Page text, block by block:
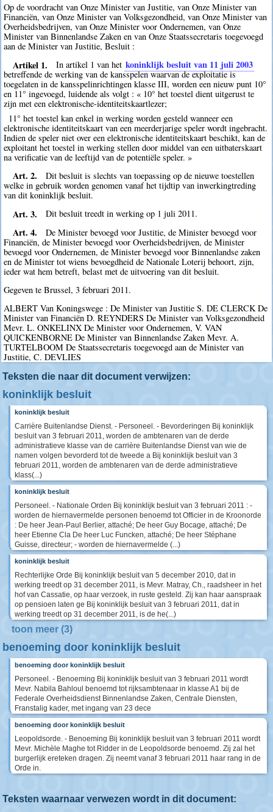
Op de voordracht van Onze Minister van Justitie, van Onze Minister van
Financiën, van Onze Minister van Volksgezondheid, van Onze Minister van
Overheidsbedrijven, van Onze Minister voor Ondernemen, van Onze
Minister van Binnenlandse Zaken en van Onze Staatssecretaris toegevoegd
aan de Minister van Justitie, Besluit :
Artikel 1. In artikel 1 van het koninklijk besluit van 11 juli 2003
betreffende de werking van de kansspelen waarvan de exploitatie is
toegelaten in de kansspelinrichtingen klasse III, worden een nieuw punt 10°
en 11° ingevoegd, luidende als volgt : « 10° het toestel dient uitgerust te
zijn met een elektronische-identiteitskaartlezer;
11° het toestel kan enkel in werking worden gesteld wanneer een
elektronische identiteitskaart van een meerderjarige speler wordt ingebracht.
Indien de speler niet over een elektronische identiteitskaart beschikt, kan de
exploitant het toestel in werking stellen door middel van een uitbaterskaart
na verificatie van de leeftijd van de potentiële speler. »
Art. 2.
Dit besluit is slechts van toepassing op de nieuwe toestellen
welke in gebruik worden genomen vanaf het tijdtip van inwerkingtreding
van dit koninklijk besluit.
Art. 3. Dit besluit treedt in werking op 1 juli 2011.
Art. 4.
De Minister bevoegd voor Justitie, de Minister bevoegd voor
Financiën, de Minister bevoegd voor Overheidsbedrijven, de Minister
bevoegd voor Ondernemen, de Minister bevoegd voor Binnenlandse zaken
en de Minister tot wiens bevoegdheid de Nationale Loterij behoort, zijn,
ieder wat hem betreft, belast met de uitvoering van dit besluit.
Gegeven te Brussel, 3 februari 2011.
ALBERT Van Koningswege : De Minister van Justitie S. DE CLERCK De
Minister van Financiën D. REYNDERS De Minister van Volksgezondheid
Mevr. L. ONKELINX De Minister voor Ondernemen, V. VAN
QUICKENBORNE De Minister van Binnenlandse Zaken Mevr. A.
TURTELBOOM De Staatssecretaris toegevoegd aan de Minister van
Justitie, C. DEVLIES
Teksten die naar dit document verwijzen:
koninklijk besluit
koninklijk besluit
Carrière Buitenlandse Dienst. - Personeel. - Bevorderingen Bij koninklijk
besluit van 3 februari 2011, worden de ambtenaren van de derde
administratieve klasse van de carrière Buitenlandse Dienst van wie de
namen volgen bevorderd tot de tweede a Bij koninklijk besluit van 3
februari 2011, worden de ambtenaren van de derde administratieve
klass(...)
koninklijk besluit
Personeel. - Nationale Orden Bij koninklijk besluit van 3 februari 2011 : -
worden de hiernavermelde personen benoemd tot Officier in de Kroonorde
: De heer Jean-Paul Berlier, attaché; De heer Guy Bocage, attaché; De
heer Etienne Cla De heer Luc Funcken, attaché; De heer Stéphane
Guisse, directeur; - worden de hiernavermelde (...)
koninklijk besluit
Rechterlijke Orde Bij koninklijk besluit van 5 december 2010, dat in
werking treedt op 31 december 2011, is Mevr. Matray, Ch., raadsheer in het
hof van Cassatie, op haar verzoek, in ruste gesteld. Zij kan haar aanspraak
op pensioen laten ge Bij koninklijk besluit van 3 februari 2011, dat in
werking treedt op 31 december 2011, is de he(...)
toon meer (3)
benoeming door koninklijk besluit
benoeming door koninklijk besluit
Personeel. - Benoeming Bij koninklijk besluit van 3 februari 2011 wordt
Mevr. Nabila Bahloul benoemd tot rijksambtenaar in klasse A1 bij de
Federale Overheidsdienst Binnenlandse Zaken, Centrale Diensten,
Franstalig kader, met ingang van 23 dece
benoeming door koninklijk besluit
Leopoldsorde. - Benoeming Bij koninklijk besluit van 3 februari 2011 wordt
Mevr. Michèle Maghe tot Ridder in de Leopoldsorde benoemd. Zij zal het
burgerlijk ereteken dragen. Zij neemt vanaf 3 februari 2011 haar rang in de
Orde in.
Teksten waarnaar verwezen wordt in dit document: